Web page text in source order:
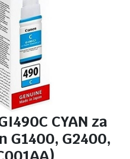
CYAN za
G1400, G2400,